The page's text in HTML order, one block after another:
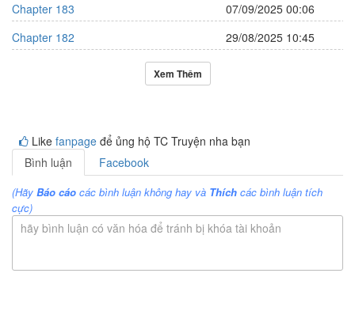
Chapter 183
07/09/2025 00:06
Chapter 182
29/08/2025 10:45
Xem Thêm
Like fanpage để ủng hộ TC Truyện nha bạn
Bình luận
Facebook
(Hãy Báo cáo các bình luận không hay và Thích các bình luận tích
cực)
hãy bình luận có văn hóa để tránh bị khóa tài khoản